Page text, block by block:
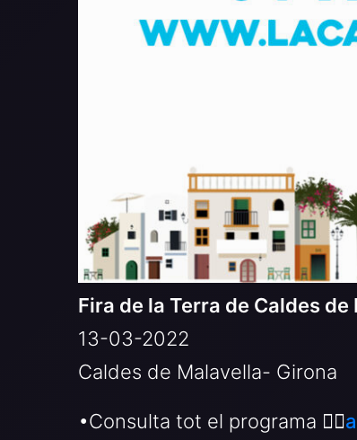
Fira de la Terra de Caldes de
13-03-2022
Caldes de Malavella- Girona
•Consulta tot el programa 👉🏻